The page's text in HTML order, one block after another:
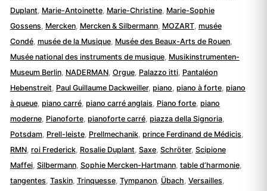
Duplant Marie-Antoinette, Marie-Christine, Marie-Sophie
Gossens Mercken, Mercken & Silbermann, MOZART, musée
Condé, musée de la Musique, Musée des Beaux-Arts de Rouen,
Musée national des instruments de musique, Musikinstrumenten-
Museum Berlin, NADERMAN, Orgue, Palazzo itti, Pantaléon
Hebenstreit Paul Guillaume Dackweiller, piano piano à forte, piano
à queue, piano carré, piano carré anglais Piano forte, piano
moderne, Pianoforte, pianoforte carré, piazza della Signoria,
Potsdam, Prell-leiste, Prellmechanik, prince Ferdinand de Médicis
RMN, roi Frederick, Rosalie Duplant Saxe, Schröter, Scipione
Maffei, Silbermann, Sophie Mercken-Hartmann, table d’harmonie,
tangentes Taskin, Trinquesse, Tympanon, Übach Versailles